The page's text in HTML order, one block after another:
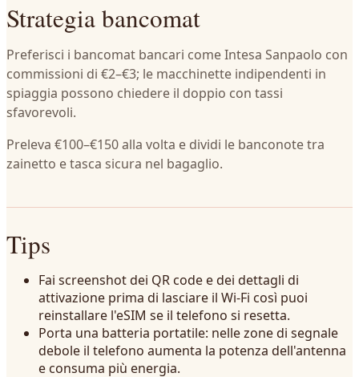
Strategia bancomat
Preferisci i bancomat bancari come Intesa Sanpaolo con
commissioni di €2–€3; le macchinette indipendenti in
spiaggia possono chiedere il doppio con tassi
sfavorevoli.
Preleva €100–€150 alla volta e dividi le banconote tra
zainetto e tasca sicura nel bagaglio.
Tips
Fai screenshot dei QR code e dei dettagli di
attivazione prima di lasciare il Wi-Fi così puoi
reinstallare l'eSIM se il telefono si resetta.
Porta una batteria portatile: nelle zone di segnale
debole il telefono aumenta la potenza dell'antenna
e consuma più energia.